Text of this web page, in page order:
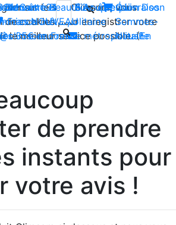
sur le site Climsom, vous
de cookies pour enregistrer votre
le meilleur service possible. (En
de Santé et de Bien-être | Livraison
France métropolitaine
35€ en France métropolitaine
nous : 02 85 52
-
Qui
Sommes-
Nous?
Bien-être Beauté Acupression Dos
NOUVEAU
de prendre
instants pour
votre avis !